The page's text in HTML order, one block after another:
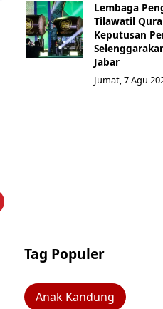
Lembaga
Tilawatil
Keputusan
Jabar
Jumat, 7 Agu
Tag Populer
Anak Kandung